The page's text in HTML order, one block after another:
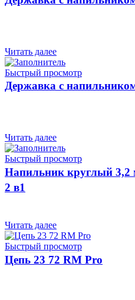
Читать далее
Быстрый просмотр
Державка с
Читать далее
Быстрый просмотр
Напильник круглый 3,2
2 в1
Читать далее
Быстрый просмотр
Цепь 23 72 RM Pro